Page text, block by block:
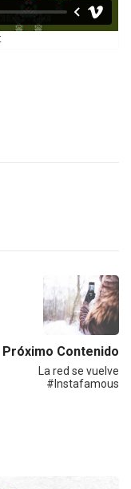
Próximo Contenido
La red se vuelve
#Instafamous